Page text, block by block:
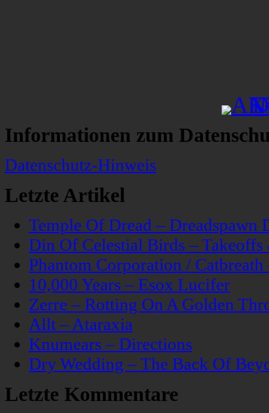
Informationen zum
Datenschutz-Hinweis
Letzte Artikel
Temple Of Dread – Dreadspawn
Din Of Celestial Birds –
Phantom Corporation /
10,000 Years – Esox Lucifer
Zerre – Rotting On A Golden
Allt – Ataraxia
Knumears – Directions
Dry Wedding – The Back Of
Letzte Kommentare